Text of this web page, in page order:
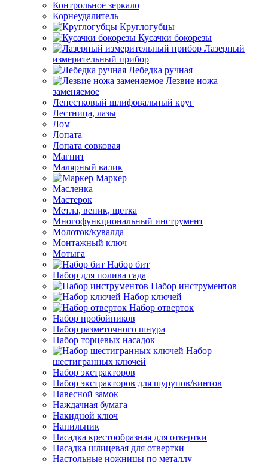
Контрольное зеркало
Корнеудалитель
Круглогубцы
Кусачки бокорезы
Лазерный
измерительный прибор
Лебедка ручная
Лезвие ножа
заменяемое
Лепестковый шлифовальный круг
Лестница, лазы
Лом
Лопата
Лопата совковая
Магнит
Малярный валик
Маркер
Масленка
Мастерок
Метла, веник, щетка
Многофункциональный инструмент
Молоток/кувалда
Монтажный ключ
Мотыга
Набор бит
Набор для полива сада
Набор инструментов
Набор ключей
Набор отверток
Набор пробойников
Набор разметочного шнура
Набор торцевых насадок
Набор
шестигранных ключей
Набор экстракторов
Набор экстракторов для шурупов/винтов
Навесной замок
Наждачная бумага
Накидной ключ
Напильник
Насадка крестообразная для отвертки
Насадка шлицевая для отвертки
Настольные ножницы по металлу